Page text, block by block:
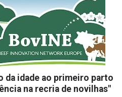
da idade ao primeiro parto
na recria de novilhas"